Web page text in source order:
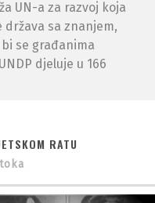
UN-a za razvoj koja
sa znanjem,
se građanima
djeluje u 166
RATU